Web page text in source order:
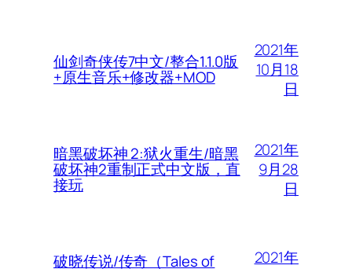
仙剑奇侠传7中文/整合1.1.0版
+原生音乐+修改器+MOD
2021年
10月18
日
暗黑破坏神 2:狱火重生/暗黑
破坏神2重制正式中文版，直
接玩
2021年
9月28
日
破晓传说/传奇（Tales of
2021年